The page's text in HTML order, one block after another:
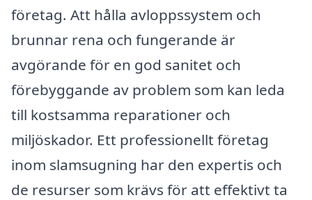
företag. Att hålla avloppssystem och
brunnar rena och fungerande är
avgörande för en god sanitet och
förebyggande av problem som kan leda
till kostsamma reparationer och
miljöskador. Ett professionellt företag
inom slamsugning har den expertis och
de resurser som krävs för att effektivt ta